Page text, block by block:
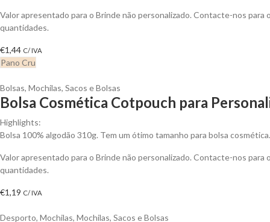
Valor apresentado para o Brinde não personalizado. Contacte-nos
quantidades.
€1,44 C/ IVA
Pano Cru
Bolsas, Mochilas, Sacos e Bolsas
Bolsa Cosmética Cotpouch para
Highlights:
Bolsa 100% algodão 310g. Tem um ótimo tamanho para bolsa
Valor apresentado para o Brinde não personalizado. Contacte-nos
quantidades.
€1,19 C/ IVA
Desporto, Mochilas, Mochilas, Sacos e Bolsas